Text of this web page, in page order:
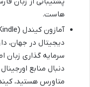
هاست.
دیجیتال در جهان،
سرمایه گذاری زبان
متاورس هستید،